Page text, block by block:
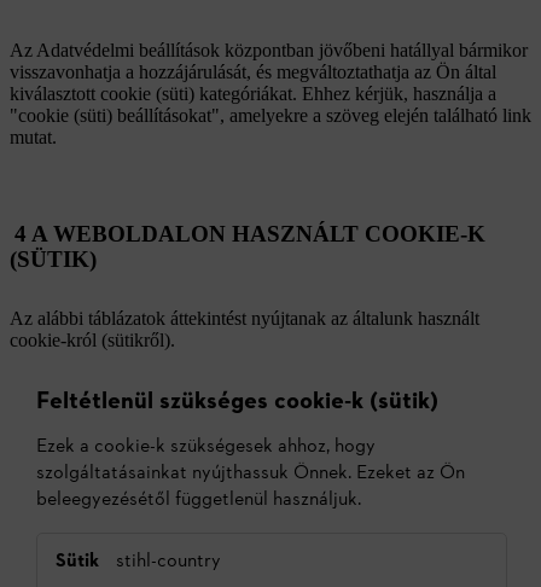
Az Adatvédelmi beállítások központban jövőbeni hatállyal bármikor
visszavonhatja a hozzájárulását, és megváltoztathatja az Ön által
kiválasztott cookie (süti) kategóriákat. Ehhez kérjük, használja a
"cookie (süti) beállításokat", amelyekre a szöveg elején található link
mutat.
4 A WEBOLDALON HASZNÁLT COOKIE-K
(SÜTIK)
Az alábbi táblázatok áttekintést nyújtanak az általunk használt
cookie-król (sütikről).
Feltétlenül szükséges cookie-k (sütik)
Ezek a cookie-k szükségesek ahhoz, hogy
szolgáltatásainkat nyújthassuk Önnek. Ezeket az Ön
beleegyezésétől függetlenül használjuk.
Feltétlenül
szükségesstihl-country